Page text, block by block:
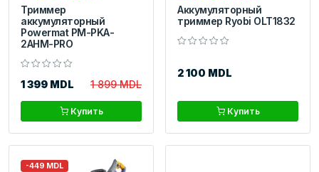
Триммер
аккумуляторный
Powermat PM-PKA-
2AHM-PRO
1 399 MDL 1 899 MDL
Купить
Аккумуляторный
триммер Ryobi OLT1832
2 100 MDL
Купить
-449 MDL